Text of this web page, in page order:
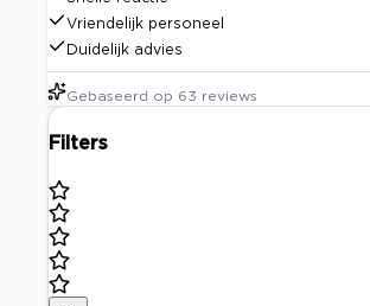
Vriendelijk personeel
Duidelijk advies
Gebaseerd op 63 reviews
Filters